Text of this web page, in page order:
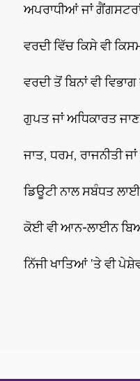
ਅਪਰਾਧੀਆਂ ਜਾਂ
ਵਰਦੀ ਵਿੱਚ ਕਿਸੇ ਵੀ
ਵਰਦੀ ਤੋਂ ਬਿਨਾਂ ਵੀ
ਗੁਪਤ ਜਾਂ ਅਧਿਕਾਰਤ
ਜਾਤ, ਧਰਮ, ਰਾਜਨੀਤੀ
ਡਿਊਟੀ ਨਾਲ ਸਬੰਧਤ
ਕੋਈ ਵੀ ਆਨ-ਲਾਈਨ
ਨਿੱਜੀ ਖਾਤਿਆਂ ‘ਤੇ ਵੀ